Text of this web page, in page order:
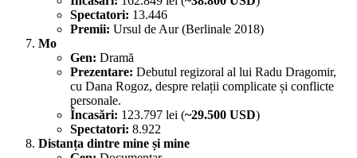
Spectatori: 13.446
Premii: Ursul de Aur (Berlinale 2018)
Mo
Gen: Dramă
Prezentare: Debutul regizoral al lui Radu Dragomir,
cu Dana Rogoz, despre relații complicate și conflicte
personale.
Încasări: 123.797 lei (~29.500 USD)
Spectatori: 8.922
Distanța dintre mine și mine